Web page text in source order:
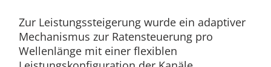
Zur Leistungssteigerung wurde ein adaptiver
Mechanismus zur Ratensteuerung pro
Wellenlänge mit einer flexiblen